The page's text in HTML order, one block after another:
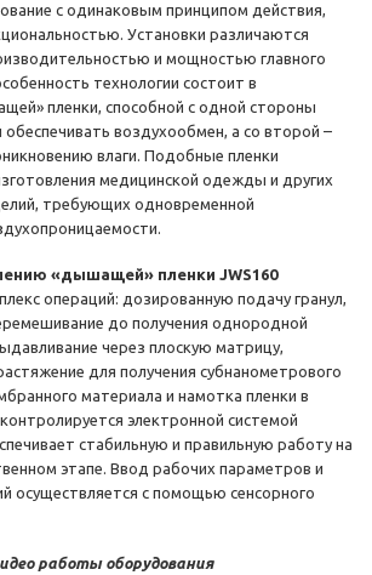
с одинаковым принципом действия,
Установки различаются
и мощностью главного
технологии состоит в
пленки, способной с одной стороны
обеспечивать воздухообмен, а со второй –
влаги. Подобные пленки
медицинской одежды и других
требующих одновременной
«дышащей» пленки JWS160
операций: дозированную подачу гранул,
до получения однородной
через плоскую матрицу,
для получения субнанометрового
материала и намотка пленки в
электронной системой
стабильную и правильную работу на
этапе. Ввод рабочих параметров и
осуществляется с помощью сенсорного
работы оборудования